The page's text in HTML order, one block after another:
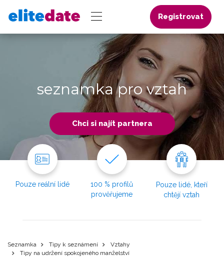
Registrovat
seznamka pro vztah
Chci si najít partnera
Pouze reální lidé
100 % profilů
prověřujeme
Pouze lidé, kteří
chtějí vztah
Seznamka Tipy k seznámení
Vztahy
Tipy na udržení spokojeného manželství